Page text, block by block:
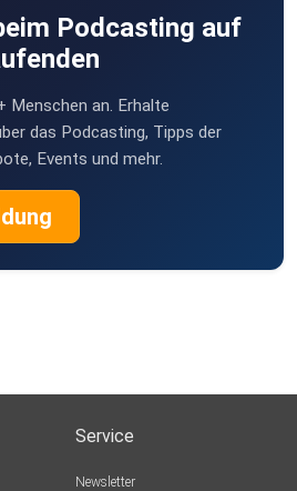
Podcasting auf
Menschen an. Erhalte
das Podcasting, Tipps der
Events und mehr.
Service
Newsletter